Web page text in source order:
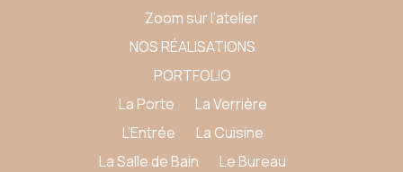
Zoom sur l’atelier
NOS RÉALISATIONS
PORTFOLIO
La Porte
La Verrière
L’Entrée
La Cuisine
La Salle de Bain
Le Bureau